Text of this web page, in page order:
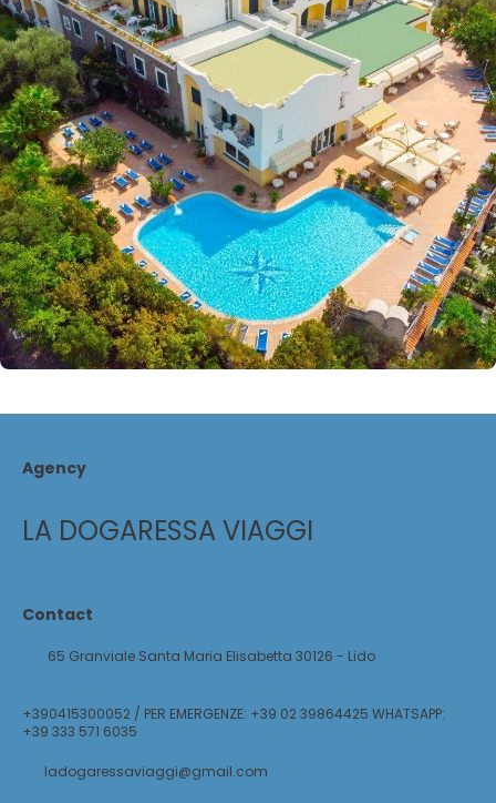
Agency
LA DOGARESSA VIAGGI
Contact
65 Granviale Santa Maria Elisabetta 30126 - Lido
+390415300052 / PER EMERGENZE: +39 02 39864425 WHATSAPP:
+39 333 571 6035
ladogaressaviaggi@gmail.com